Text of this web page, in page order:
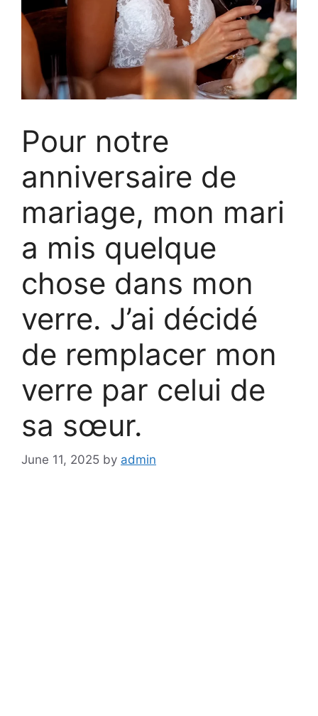
Pour notre
anniversaire de
mariage, mon mari
a mis quelque
chose dans mon
verre. J’ai décidé
de remplacer mon
verre par celui de
sa sœur.
June 11, 2025 by admin